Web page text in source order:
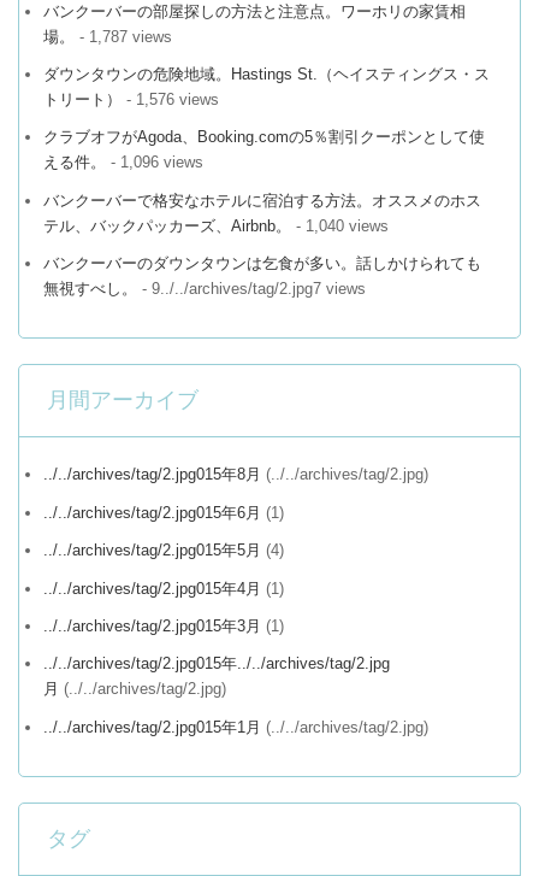
バンクーバーの部屋探しの方法と注意点。ワーホリの家賃相
場。
- 1,787 views
ダウンタウンの危険地域。Hastings St.（ヘイスティングス・ス
トリート）
- 1,576 views
クラブオフがAgoda、Booking.comの5％割引クーポンとして使
える件。
- 1,096 views
バンクーバーで格安なホテルに宿泊する方法。オススメのホス
テル、バックパッカーズ、Airbnb。
- 1,040 views
バンクーバーのダウンタウンは乞食が多い。話しかけられても
無視すべし。
- 9../../archives/tag/2.jpg7 views
月間アーカイブ
../../archives/tag/2.jpg015年8月 (../../archives/tag/2.jpg)
../../archives/tag/2.jpg015年6月 (1)
../../archives/tag/2.jpg015年5月 (4)
../../archives/tag/2.jpg015年4月 (1)
../../archives/tag/2.jpg015年3月 (1)
../../archives/tag/2.jpg015年../../archives/tag/2.jpg
月 (../../archives/tag/2.jpg)
../../archives/tag/2.jpg015年1月 (../../archives/tag/2.jpg)
タグ